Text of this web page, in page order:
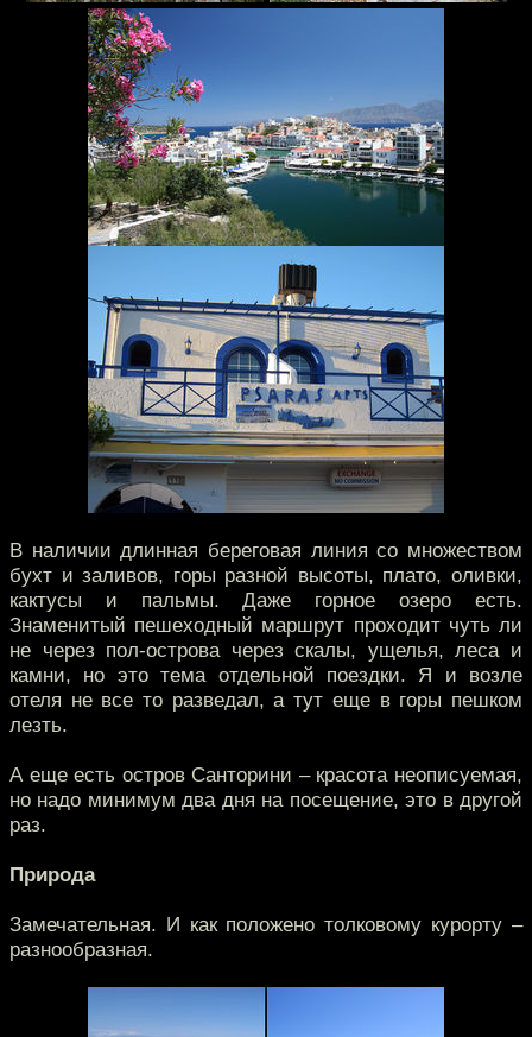
В наличии длинная береговая линия со множеством
бухт и заливов, горы разной высоты, плато, оливки,
кактусы и пальмы. Даже горное озеро есть.
Знаменитый пешеходный маршрут проходит чуть ли
не через пол-острова через скалы, ущелья, леса и
камни, но это тема отдельной поездки. Я и возле
отеля не все то разведал, а тут еще в горы пешком
лезть.
А еще есть остров Санторини – красота неописуемая,
но надо минимум два дня на посещение, это в другой
раз.
Природа
Замечательная. И как положено толковому курорту –
разнообразная.